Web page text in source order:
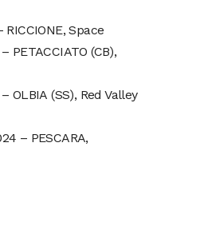
RICCIONE, Space
PETACCIATO (CB),
OLBIA (SS), Red Valley
– PESCARA,